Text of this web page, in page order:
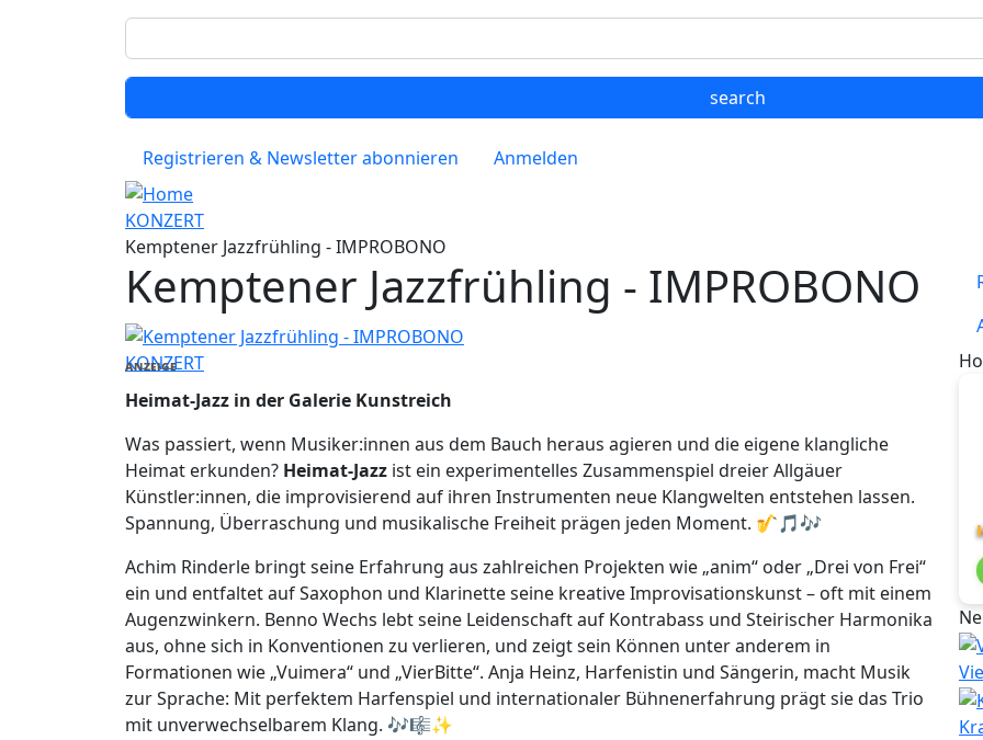
Registrieren & Newsletter abonnieren Anmelden
KONZERT
Kemptener Jazzfrühling - IMPROBONO
Kemptener Jazzfrühling - IMPROBONO
KONZERT
ANZEIGE
Heimat-Jazz in der Galerie Kunstreich
Was passiert, wenn Musiker:innen aus dem Bauch heraus agieren und die eigene klangliche
Heimat erkunden? Heimat-Jazz ist ein experimentelles Zusammenspiel dreier Allgäuer
Künstler:innen, die improvisierend auf ihren Instrumenten neue Klangwelten entstehen lassen.
Spannung, Überraschung und musikalische Freiheit prägen jeden Moment. 🎷🎵🎶
Achim Rinderle bringt seine Erfahrung aus zahlreichen Projekten wie „anim“ oder „Drei von Frei“
ein und entfaltet auf Saxophon und Klarinette seine kreative Improvisationskunst – oft mit einem
Augenzwinkern. Benno Wechs lebt seine Leidenschaft auf Kontrabass und Steirischer Harmonika
aus, ohne sich in Konventionen zu verlieren, und zeigt sein Können unter anderem in
Formationen wie „Vuimera“ und „VierBitte“. Anja Heinz, Harfenistin und Sängerin, macht Musik
zur Sprache: Mit perfektem Harfenspiel und internationaler Bühnenerfahrung prägt sie das Trio
mit unverwechselbarem Klang. 🎶🎼✨